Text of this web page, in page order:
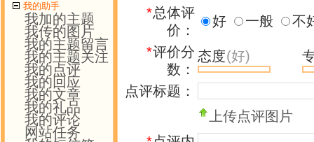
我的助手
我加的主题
我传的图片
我的主题留言
我的主题关注
我的点评
我的回应
我的文章
我的礼品
我的评论
网站任务
*总体评
价：
好 一般
不
*评价分
数：
态度(好)
点评标题：
上传点评图片